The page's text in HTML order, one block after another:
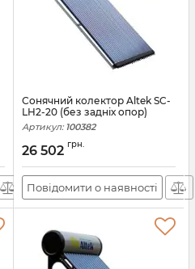
Сонячний колектор Altek SC-
LH2-20 (без задніх опор)
Артикул: 100382
26 502 грн.
Повідомити о наявності